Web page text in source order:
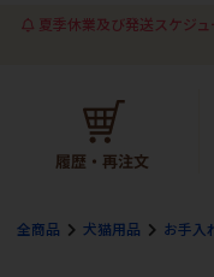
夏季休業及び発送スケジ
全商品 犬猫用品 お手入